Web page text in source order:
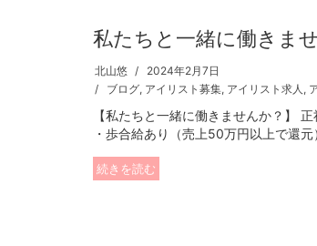
私たちと一緒に働きま
北山悠
2024年2月7日
ブログ, アイリスト募集, アイリスト求人 ,
【私たちと一緒に働きませんか？】
・歩合給あり（売上50万円以上で還
続きを読む